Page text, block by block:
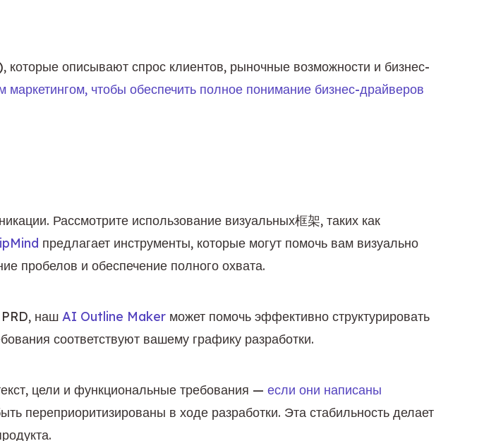
описывают спрос клиентов, рыночные возможности и бизнес-
маркетингом, чтобы обеспечить полное понимание бизнес-драйверов
Рассмотрите использование визуальных框架, таких как
предлагает инструменты, которые могут помочь вам визуально
пробелов и обеспечение полного охвата.
наш AI Outline Maker может помочь эффективно структурировать
соответствуют вашему графику разработки.
цели и функциональные требования — если они написаны
переприоритизированы в ходе разработки. Эта стабильность делает